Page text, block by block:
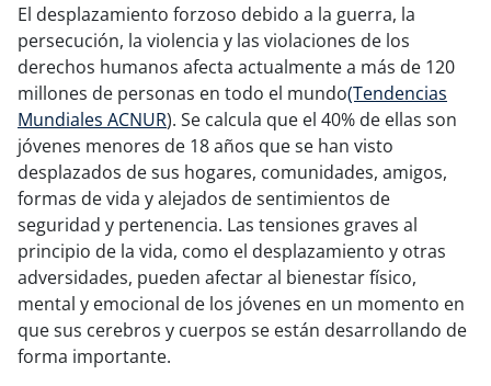
El desplazamiento forzoso debido a la guerra, la
persecución, la violencia y las violaciones de los
derechos humanos afecta actualmente a más de 120
millones de personas en todo el mundo(Tendencias
Mundiales ACNUR). Se calcula que el 40% de ellas son
jóvenes menores de 18 años que se han visto
desplazados de sus hogares, comunidades, amigos,
formas de vida y alejados de sentimientos de
seguridad y pertenencia. Las tensiones graves al
principio de la vida, como el desplazamiento y otras
adversidades, pueden afectar al bienestar físico,
mental y emocional de los jóvenes en un momento en
que sus cerebros y cuerpos se están desarrollando de
forma importante.